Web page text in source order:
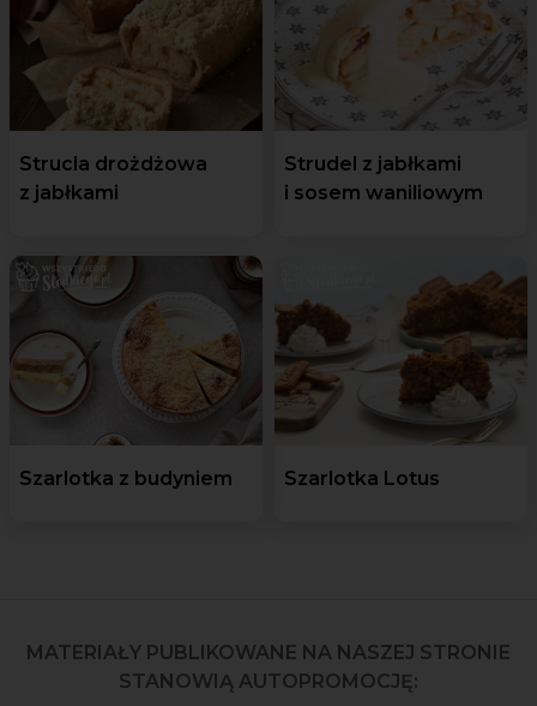
Strucla drożdżowa
z jabłkami
Strudel z jabłkami
i sosem waniliowym
Szarlotka z budyniem Szarlotka Lotus
MATERIAŁY PUBLIKOWANE NA NASZEJ STRONIE
STANOWIĄ AUTOPROMOCJĘ: